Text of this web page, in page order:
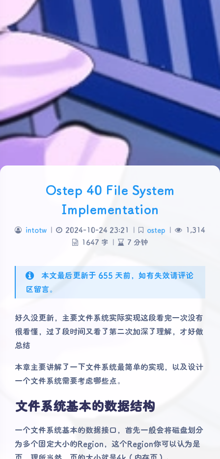
Ostep 40 File System
Implementation
intotw | 2024-10-24 23:21 | ostep |
1,314
1647 字 | 7 分钟
本文最后更新于 655 天前，如有失效请评论
区留言。
好久没更新，主要文件系统实际实现这段看完一次没有
很看懂，过了段时间又看了第二次加深了理解，才好做
总结
本章主要讲解了一下文件系统最简单的实现，以及设计
一个文件系统需要考虑哪些点。
文件系统基本的数据结构
一个文件系统基本的数据接口，首先一般会将磁盘划分
为多个固定大小的Region，这个Region你可以认为是